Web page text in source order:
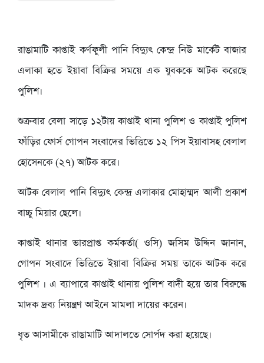
রাঙামাটি কাপ্তাই কর্ণফুলী পানি বিদ্যুৎ কেন্দ্র নিউ মার্কেট বাজার
এলাকা হতে ইয়াবা বিক্রির সময়ে এক যুবককে আটক করেছে
পুলিশ।
শুক্রবার বেলা সাড়ে ১২টায় কাপ্তাই থানা পুলিশ ও কাপ্তাই পুলিশ
ফাঁড়ির ফোর্স গোপন সংবাদের ভিত্তিতে ১২ পিস ইয়াবাসহ বেলাল
হোসেনকে (২৭) আটক করে।
আটক বেলাল পানি বিদ্যুৎ কেন্দ্র এলাকার মোহাম্মদ আলী প্রকাশ
বাচ্চু মিয়ার ছেলে।
কাপ্তাই থানার ভারপ্রাপ্ত কর্মকর্তা( ওসি) জসিম উদ্দিন জানান,
গোপন সংবাদে ভিত্তিতে ইয়াবা বিক্রির সময় তাকে আটক করে
পুলিশ । এ ব্যাপারে কাপ্তাই থানায় পুলিশ বাদী হয়ে তার বিরুদ্ধে
মাদক দ্রব্য নিয়ন্ত্রণ আইনে মামলা দায়ের করেন।
ধৃত আসামীকে রাঙামাটি আদালতে সোর্পদ করা হয়েছে।